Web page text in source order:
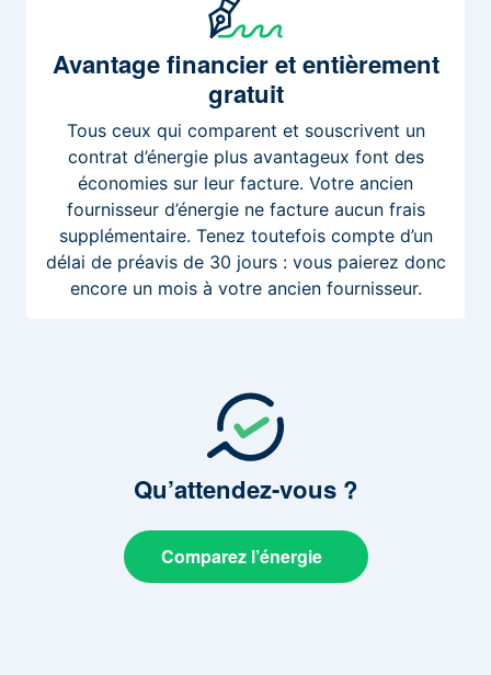
Avantagefinancier et entièrement
gratuit
Tous ceux qui comparent et souscrivent un
contrat d’énergie plus avantageux font des
économies sur leur facture. Votre ancien
fournisseur d’énergie ne facture aucun frais
supplémentaire. Tenez toutefois compte d’un
délai de préavis de 30 jours : vous paierez donc
encore un mois à votre ancien fournisseur.
Qu’attendez-vous?
Comparez l’énergie